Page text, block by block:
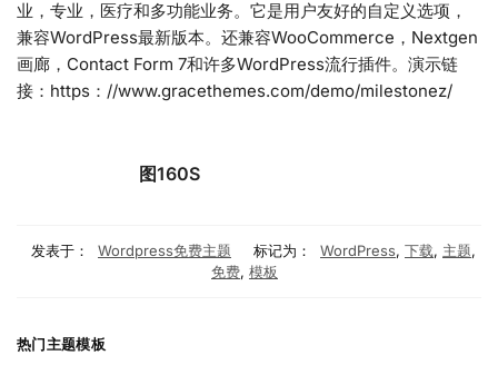
业，专业，医疗和多功能业务。它是用户友好的自定义选项，
兼容WordPress最新版本。还兼容WooCommerce，Nextgen
画廊，Contact Form 7和许多WordPress流行插件。演示链
接：https：//www.gracethemes.com/demo/milestonez/
图160S
发表于： Wordpress免费主题 标记为： WordPress, 下载, 主题,
免费, 模板
热门主题模板